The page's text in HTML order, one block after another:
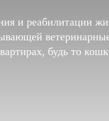
и реабилитации
будь то